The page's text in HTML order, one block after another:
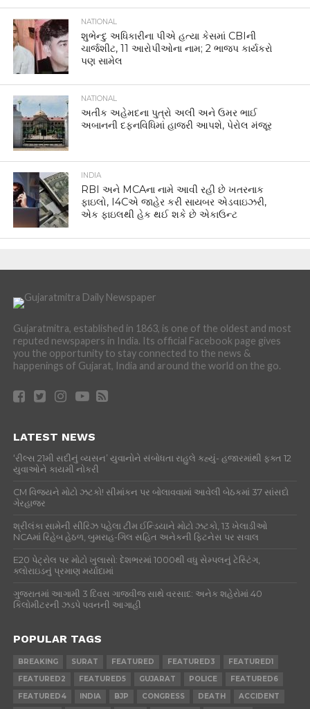
વુમન્સ એશિયા કપનો કાર્યક્રમ જાહેર, 28
ઓગસ્ટથી શરૂ થશે વુમન્સ એશિયા કપ, 5
સપ્ટેમ્બરે ભારત-પાકિસ્તાનની ટક્કર
સંસદમાં મોટા રાજકીય ઘમાસાણના એંધાણ, કોંગ્રેસે
થ્રી-લાઇન વ્હીપ જાહેર કર્યો; NDAએ પણ
તૈયારીઓ તેજ કરી
ગુજરાત માટે હવામાન વિભાગની નવી આગાહી, 8 અને
9 ઓગસ્ટે ભારે વરસાદનું યલો એલર્ટ, અનેક
જિલ્લામાં ભારે વરસાદ અને ગાજવીજની આગાહી
આતંકવાદના મુદ્દે શેખ હસીનાના પુત્રે પાકિસ્તાનને
WORLD
પ્રયાસ નિષ્ફળ, ઇ-સ્કૂટરના ટાયરમાંથી 869.5 ગ્રામ
સોનું ઝડપાયું
WORLD
હોસ્પિટલની એક ભૂલે બે જિંદગી બદલી નાખી!
WTCમાં ભારત માટે હવે દરેક ટેસ્ટ ‘કરો યા મરો’!
એક પણ હારથી બગડી શકે ફાઇનલનું ગણિત
INDIA
સપ્ટેમ્બરથી દેશભરમાં CJPનું મોટું અભિયાન: ‘ક્યા
GUJARAT
રોકાયા, બે દિવસ કામકાજ બંધ
રાંચીમાં AISA પ્રમુખ નેહા બોરા પર શાહી ફેંકવામાં
આવી, વિદ્યાર્થીઓ પ્રદર્શન કરવા નિકળ્યા હતા